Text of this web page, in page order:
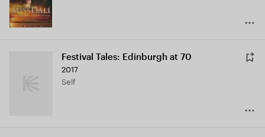
Festival Tales: Edinburgh at 70
2017
Self